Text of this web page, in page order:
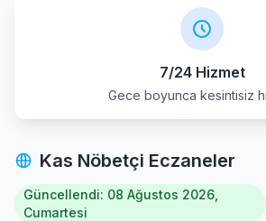
7/24 Hizmet
Gece boyunca kesintisiz
Kas Nöbetçi Eczaneler
Güncellendi: 08 Ağustos 2026,
Cumartesi